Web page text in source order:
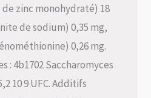
zinc monohydraté) 18
de sodium) 0,35 mg,
0,26 mg.
: 4b1702 Saccharomyces
10 9 UFC. Additifs